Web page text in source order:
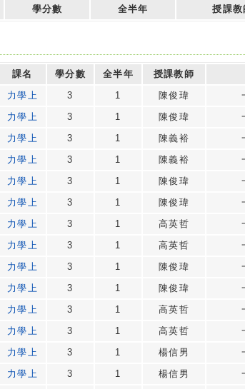
學分數 全半年 授課教
課名 學分數 全半年 授課教師
力學上 3 1 陳俊瑋
力學上 3 1 陳俊瑋
力學上 3 1 陳義裕
力學上 3 1 陳義裕
力學上 3 1 陳俊瑋
力學上 3 1 陳俊瑋
力學上 3 1 高英哲
力學上 3 1 高英哲
力學上 3 1 陳俊瑋
力學上 3 1 陳俊瑋
力學上 3 1 高英哲
力學上 3 1 高英哲
力學上 3 1 楊信男
力學上 3 1 楊信男